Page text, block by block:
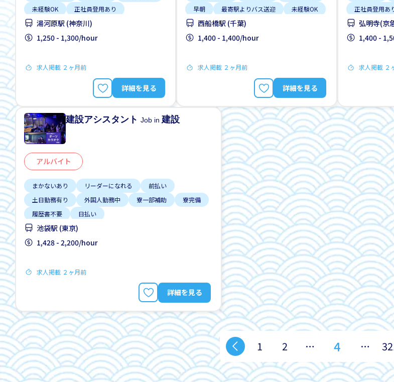
未経験OK
正社員登用あり
残業少ない
湯河原駅 (神奈川)
1,250 - 1,300/hour
求人掲載 ２ヶ月前
詳細を見る
早朝
最寄駅よりバス送迎 未経験OK
西船橋駅 (千葉)
1,400 - 1,400/hour
求人掲載 ２ヶ月前
詳細を見る
正社員登用あ
弘明寺(京
1,400 -
求人掲載 ２
建設アシスタントJob in建設
アルバイト
まかないあり リーダーになれる
前払い
土日勤務有り
外国人勤務中 寮一部補助
寮完備
履歴書不要
日払い
池袋駅 (東京)
1,428 - 2,200/hour
求人掲載 ２ヶ月前
詳細を見る
1 2 … 4 …